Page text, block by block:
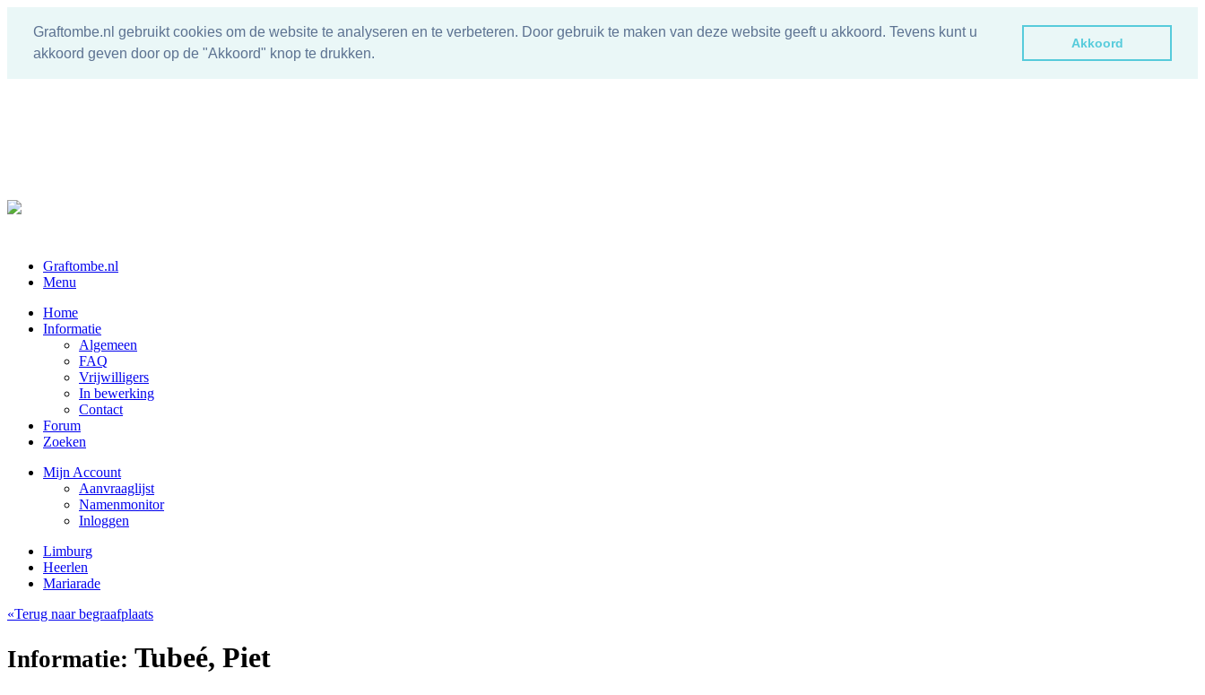
Graftombe.nl gebruikt cookies om de website te analyseren en te verbeteren. Door gebruik te maken van deze website geeft u akkoord. Tevens kunt u
akkoord geven door op de "Akkoord" knop te drukken.
Akkoord
Graftombe.nl
Menu
Home
Informatie
Algemeen
FAQ
Vrijwilligers
In bewerking
Contact
Forum
Zoeken
Mijn Account
Aanvraaglijst
Namenmonitor
Inloggen
Limburg
Heerlen
Mariarade
«Terug naar begraafplaats
Informatie: Tubeé, Piet